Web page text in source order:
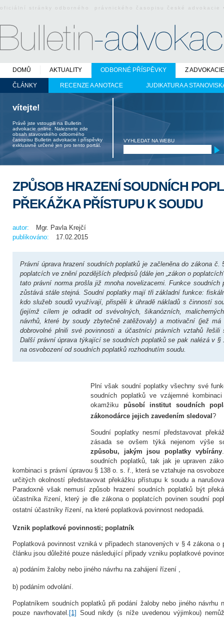
oficiální stránky odborného právnického časopisu české
DOMŮ AKTUALITY ODBORNÉ PŘÍSPĚVKY
ČLÁNKY RECENZE A ANOTACE JUDIKATURA A
Z ADVOKACIE
vítejte!
Právě jste vstoupili na Bulletin
advokacie online. Naleznete zde
obsah stavovského odborného
časopisu Bulletin advokacie i příspěvky
exklusivně určené jen pro tento portál.
VYHLEDAT NA WEBU
ZPŮSOB HRAZENÍ SOUDNÍCH
PŘEKÁŽKA PŘÍSTUPU K SOUDU
autor:
Mgr. Pavla Krejčí
publikováno:
17.02.2015
Právní úprava hrazení soudních poplatků je začleněna do zákona č.
poplatcích ve znění pozdějších předpisů (dále jen „zákon o
tato právní norma prošla již mnoha novelizacemi. Funkce soudních
zůstává stále stejná. Soudní poplatky mají tři základní funkce:
kdo služeb soudů využívají, přispěli k úhradě nákladů s činností
(jejímž cílem je odradit od svévolných, šikanózních,
návrhů, které by soudy zbytečně zatěžovaly) a motivační (jež
dobrovolné plnili své povinnosti a účastníci právních vztahů řešili
Další právní úprava týkající se soudních poplatků se pak nalézá v
na osvobození od soudních poplatků rozhodnutím soudu.
Plní však soudní poplatky všechny své
soudních poplatků ve vzájemné
okamžiku působí institut soudních
zákonodárce jejich zavedením sledoval ?
Soudní poplatky nesmí představovat
zásada se ovšem týká nejenom výše
způsobu, jakým jsou poplatky vybírány
soudních poplatků, tak jak je upraven
kombinaci s právní úpravou § 138 o. s. ř., která se vztahuje na
určitých okolností představovat překážku přístupu k soudu a
Paradoxně však nemusí způsob hrazení soudních poplatků být
účastníka řízení, který je dle zákona o poplatcích povinen soudní
ostatní účastníky řízení, na které poplatková povinnost nedopadá.
Vznik poplatkové povinnosti; poplatník
Poplatková povinnost vzniká v případech stanovených v § 4 zákona o
článku jsou důležité pouze následující případy vzniku poplatkové
a) podáním žaloby nebo jiného návrhu na zahájení řízení ,
b) podáním odvolání.
Poplatníkem soudních poplatků při podání žaloby nebo jiného návrhu
pouze navrhovatel. [1] Soud nikdy (s níže uvedenou výjimkou)